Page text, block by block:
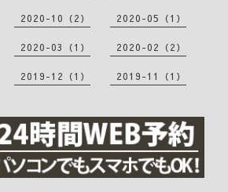
2020-10（2） 2020-05（1）
2020-03（1） 2020-02（2）
2019-12（1） 2019-11（1）